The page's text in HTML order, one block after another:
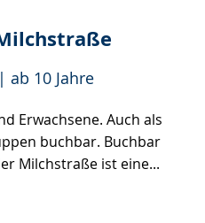
10 Jahre
Erwachsene. Auch als
buchbar. Buchbar
Milchstraße ist eine...